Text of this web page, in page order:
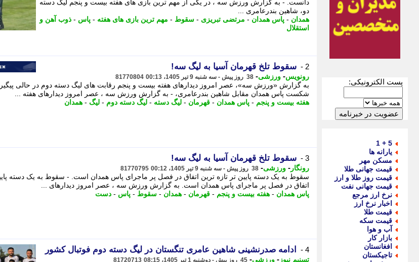
پست الکترونیکی:
5 + 1
یارانه ها
مسکن مهر
قیمت جهانی طلا
قیمت روز طلا و ارز
قیمت جهانی نفت
نرخ ارز مرجع
اخبار نرخ ارز
قیمت طلا
قیمت سکه
آب و هوا
بازار کار
افغانستان
تاجیکستان
دانست. - به گزارش ورزش سه ، در یکی از مهم ترین بازی های هفته بیست و پنجم لیگ دسته
دو، شاهین بندرعامری ...
همدان - پاس همدان - مرتضی تبریزی - سقوط - مهم ترین بازی های هفته - پاس - ذوب آهن و
استقلال
2 - سقوط تلخ قهرمان آسیا به لیگ سه!
رونویس- ورزشی- 38 روز پیش - سه شنبه 9 تیر 1405، 00:13 81770804
به گزارش «ورزش سه»، عصر امروز دیدارهای هفته بیست و پنجم رقابت های لیگ دسته دوم در حالی
شکست پاس همدان مقابل شاهین بندرعامری، - به گزارش ورزش سه ، عصر امروز دیدارهای هفته ...
هفته بیست و پنجم - پاس همدان - قهرمان - لیگ دسته - لیگ دسته دوم - لیگ - همدان
3 - سقوط تلخ قهرمان آسیا به لیگ سه!
رونگار - ورزشی- 38 روز پیش - سه شنبه 9 تیر 1405، 00:12 81770795
سقوط به یک دسته پایین تر تازه ترین اتفاق در فصل پر ماجرای پاس همدان است. - سقوط به یک دسته
اتفاق در فصل پر ماجرای پاس همدان است. به گزارش ورزش سه ، عصر امروز دیدارهای ...
پاس همدان - هفته بیست و پنجم - قهرمان - همدان - سقوط - پاس - دست
4 - ادامه صدرنشینی شاهین عامری تنگستان در لیگ دسته دوم فوتبال کشور
تسنیم نیوز - ورزشی- 45 روز پیش - دوشنبه 1 تیر 1405، 08:15 81720713